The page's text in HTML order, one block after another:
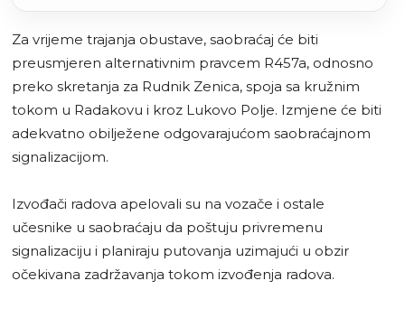
Za vrijeme trajanja obustave, saobraćaj će biti
preusmjeren alternativnim pravcem R457a, odnosno
preko skretanja za Rudnik Zenica, spoja sa kružnim
tokom u Radakovu i kroz Lukovo Polje. Izmjene će biti
adekvatno obilježene odgovarajućom saobraćajnom
signalizacijom.
Izvođači radova apelovali su na vozače i ostale
učesnike u saobraćaju da poštuju privremenu
signalizaciju i planiraju putovanja uzimajući u obzir
očekivana zadržavanja tokom izvođenja radova.